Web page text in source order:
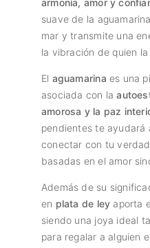
suave de la
mar y transmite una
la vibración de quien la
El aguamarina es una
asociada con la
amorosa y la paz
pendientes te ayudará
conectar con tu
basadas en el amor
Además de su
en plata de ley aporta
siendo una joya ideal
para regalar a alguien